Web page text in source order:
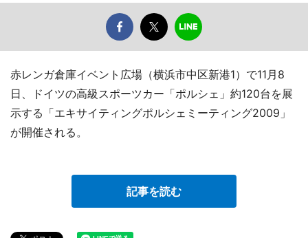
赤レンガ倉庫イベント広場（横浜市中区新港1）で11月8
日、ドイツの高級スポーツカー「ポルシェ」約120台を展
示する「エキサイティングポルシェミーティング2009」
が開催される。
記事を読む